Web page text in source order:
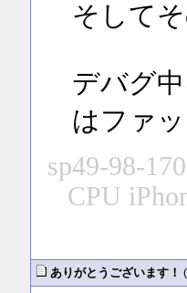
そして
デバグ
はファッ
sp49-98-
CPU
ありがとうございます！